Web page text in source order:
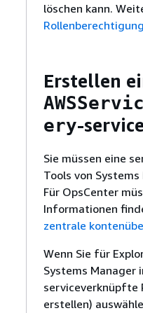
löschen kann.
Erstellen
ery-
Sie müssen eine
Tools von
Für OpsCenter
Informationen
zentrale
Wenn Sie für
Systems Manager
serviceverknüpfte
erstellen)